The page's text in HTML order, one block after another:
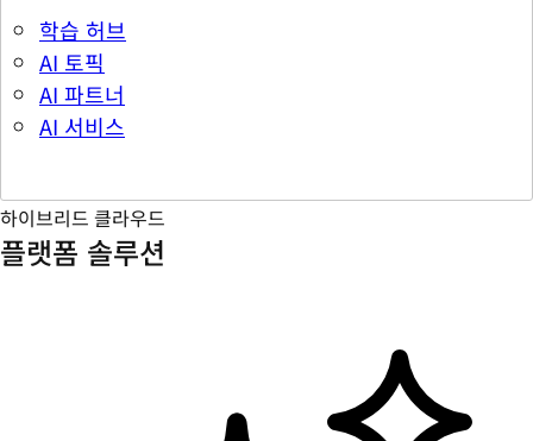
학습 허브
AI 토픽
AI 파트너
AI 서비스
하이브리드 클라우드
플랫폼 솔루션